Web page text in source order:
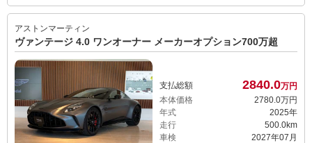
アストンマーティン
ヴァンテージ 4.0 ワンオーナー メーカーオプション700万超
支払総額 2840.0万円
本体価格
2780. 0万円
年式
2025年
走行
500.0km
車検
2027年07月